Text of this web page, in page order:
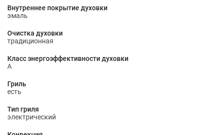
Внутреннее покрытие духовки
эмаль
Очистка духовки
традиционная
Класс энергоэффективности духовки
A
Гриль
есть
Тип гриля
электрический